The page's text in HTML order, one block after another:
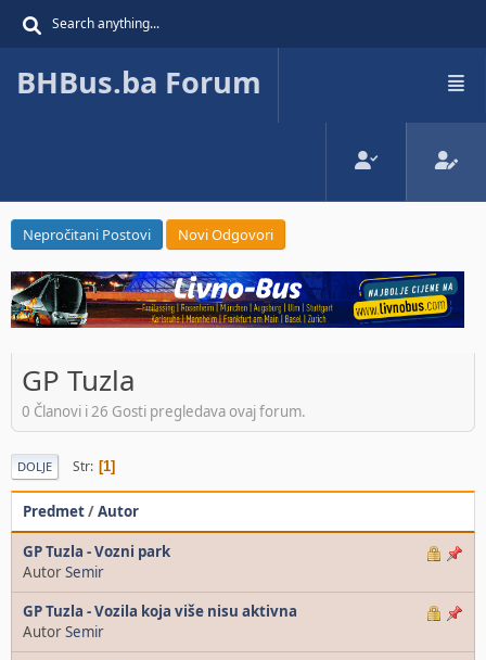
BHBus.ba Forum
Nepročitani Postovi Novi Odgovori
GP Tuzla
0 Članovi i 26 Gosti pregledava ovaj forum.
DOLJE Str 1
Predmet/Autor
GP Tuzla - Vozni park
AutorSemir
GP Tuzla - Vozila koja više nisu aktivna
AutorSemir